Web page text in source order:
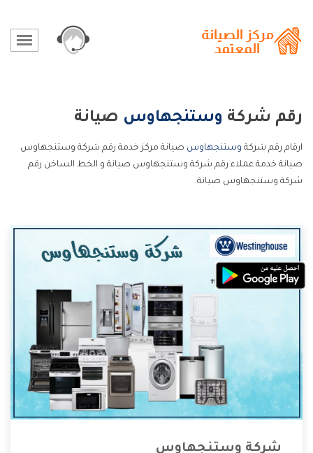
رقم شركة وستنجهاوس صيانة
ارقام رقم شركة وستنجهاوس صيانة مركز خدمة رقم شركة وستنجهاوس
صيانة خدمة عملاء رقم شركة وستنجهاوس صيانة و الخط الساخن رقم
شركة وستنجهاوس صيانة.
شركة وستنجهاوس